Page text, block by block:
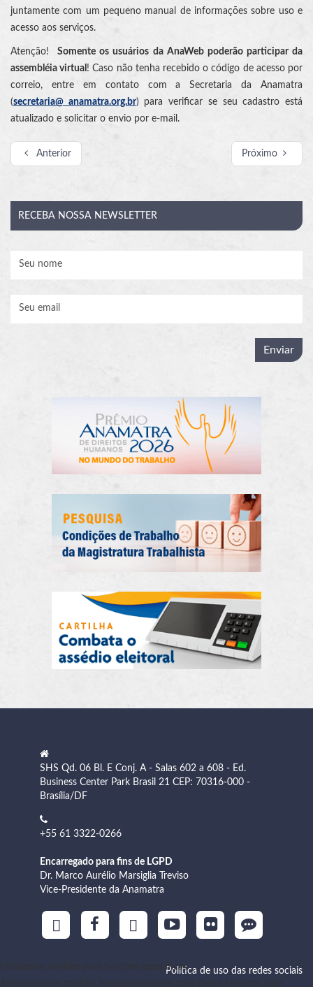
juntamente com um pequeno manual de informações sobre uso e
acesso aos serviços.
Atenção!Somente os usuários da AnaWeb poderão participar da
assembléia virtual ! Caso não tenha recebido o código de acesso por
correio, entre em contato com a Secretaria da Anamatra
(secretaria@ anamatra.org.br) para verificar se seu cadastro está
atualizado e solicitar o envio por e-mail.
Anterior Próximo
RECEBA NOSSA NEWSLETTER
SHS Qd. 06 Bl. E Conj. A - Salas 602 a 608 - Ed.
Business Center Park Brasil 21 CEP: 70316-000 -
Brasília/DF
+55 61 3322-0266
Encarregado para fins de LGPD
Dr. Marco Aurélio Marsiglia Treviso
Vice-Presidente da Anamatra
Política de uso das redes sociais
Utilizamos cookies para funções específicas
Armazenamos cookies temporariamente com dados técnicos para